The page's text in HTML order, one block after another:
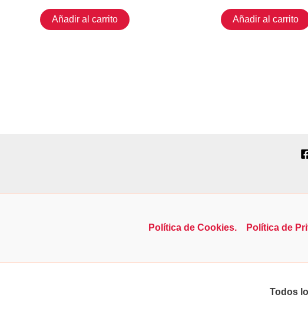
Añadir al carrito Añadir al carrito
Política de Cookies. Política de
Todos